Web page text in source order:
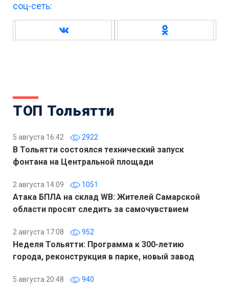
соц-сеть:
ТОП Тольятти
5 августа 16:42 2922
В Тольятти состоялся технический запуск
фонтана на Центральной площади
2 августа 14:09 1051
Атака БПЛА на склад WB: Жителей Самарской
области просят следить за самочувствием
2 августа 17:08 952
Неделя Тольятти: Программа к 300-летию
города, реконструкция в парке, новый завод
5 августа 20:48 940